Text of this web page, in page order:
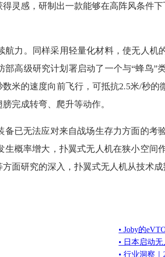
灵感，研制出一款能够在高阵风条件
。同样采用轻量化材料，使无人机
高级研究计划署启动了一个与“蜂鸟
米的速度向前飞行，可抵抗2.5米/秒
完成转弯、爬升等动作。
无法应对来自战场生存力方面的考
概率增大，扑翼式无人机在狭小空
面研究的深入，扑翼式无人机从技术
• Joby的
• 日本启动
• 行业洞察